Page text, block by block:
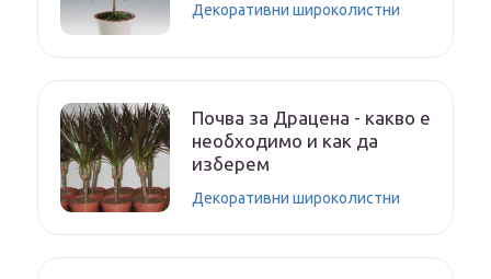
Декоративни широколистни
Почва за Драцена - какво е
необходимо и как да
изберем
Декоративни широколистни